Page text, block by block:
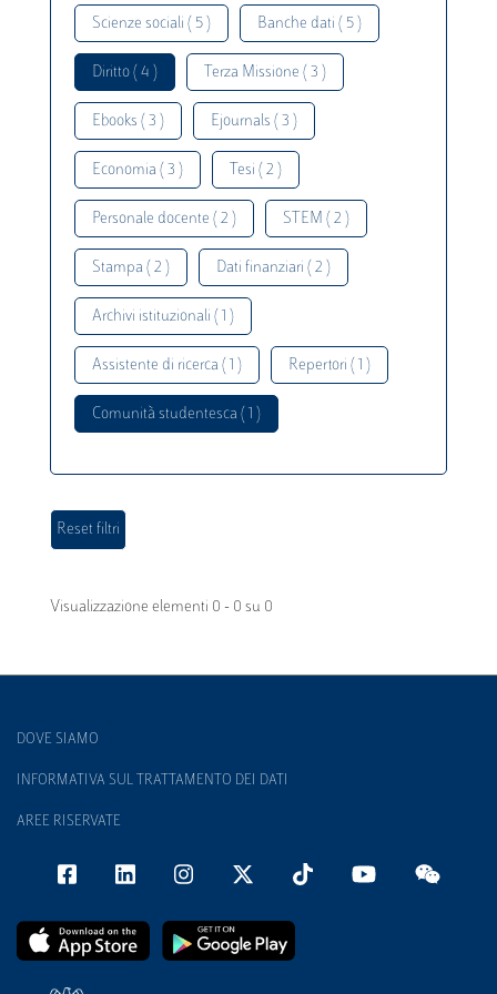
Scienze sociali ( 5 ) Banche dati ( 5 )
Diritto ( 4 ) Terza Missione ( 3 )
Ebooks ( 3 ) Ejournals ( 3 )
Economia ( 3 ) Tesi ( 2 )
Personale docente ( 2 ) STEM ( 2 )
Stampa ( 2 ) Dati finanziari ( 2 )
Archivi istituzionali ( 1 )
Assistente di ricerca ( 1 ) Repertori ( 1 )
Comunità studentesca ( 1 )
Visualizzazione elementi 0 - 0 su 0
DOVE SIAMO
INFORMATIVA SUL TRATTAMENTO DEI DATI
AREE RISERVATE